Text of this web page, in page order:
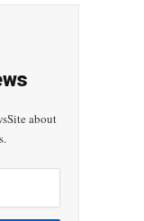
about